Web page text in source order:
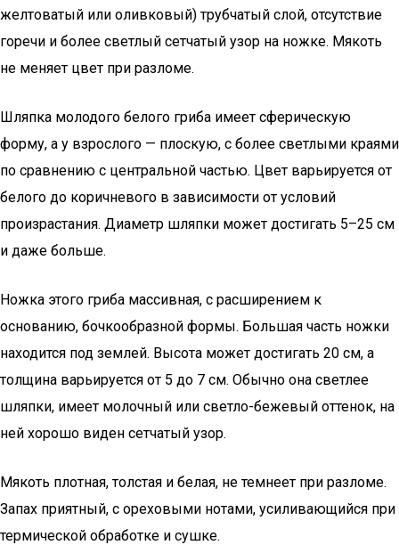
желтоватый или оливковый) трубчатый слой, отсутствие
горечи и более светлый сетчатый узор на ножке. Мякоть
не меняет цвет при разломе.
Шляпка молодого белого гриба имеет сферическую
форму, а у взрослого — плоскую, с более светлыми краями
по сравнению с центральной частью. Цвет варьируется от
белого до коричневого в зависимости от условий
произрастания. Диаметр шляпки может достигать 5–25 см
и даже больше.
Ножка этого гриба массивная, с расширением к
основанию, бочкообразной формы. Большая часть ножки
находится под землей. Высота может достигать 20 см, а
толщина варьируется от 5 до 7 см. Обычно она светлее
шляпки, имеет молочный или светло-бежевый оттенок, на
ней хорошо виден сетчатый узор.
Мякоть плотная, толстая и белая, не темнеет при разломе.
Запах приятный, с ореховыми нотами, усиливающийся при
термической обработке и сушке.